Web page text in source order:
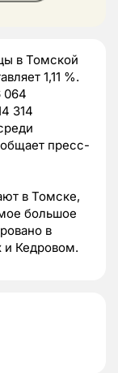
в Томской
1,11 %.
064
314
пресс-
в Томске,
большое
в
и Кедровом.